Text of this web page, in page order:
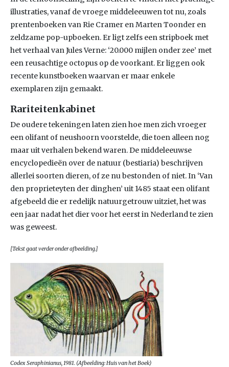
illustraties, vanaf de vroege middeleeuwen tot nu, zoals
prentenboeken van Rie Cramer en Marten Toonder en
zeldzame pop-upboeken. Er ligt zelfs een stripboek met
het verhaal van Jules Verne: ‘20.000 mijlen onder zee’ met
een reusachtige octopus op de voorkant. Er liggen ook
recente kunstboeken waarvan er maar enkele
exemplaren zijn gemaakt.
Rariteitenkabinet
De oudere tekeningen laten zien hoe men zich vroeger
een olifant of neushoorn voorstelde, die toen alleen nog
maar uit verhalen bekend waren. De middeleeuwse
encyclopedieën over de natuur (bestiaria) beschrijven
allerlei soorten dieren, of ze nu bestonden of niet. In ‘Van
den proprieteyten der dinghen’ uit 1485 staat een olifant
afgebeeld die er redelijk natuurgetrouw uitziet, het was
een jaar nadat het dier voor het eerst in Nederland te zien
was geweest.
[Tekst gaat verder onder afbeelding.]
Codex Seraphinianus, 1981. (Afbeelding: Huis van het Boek)